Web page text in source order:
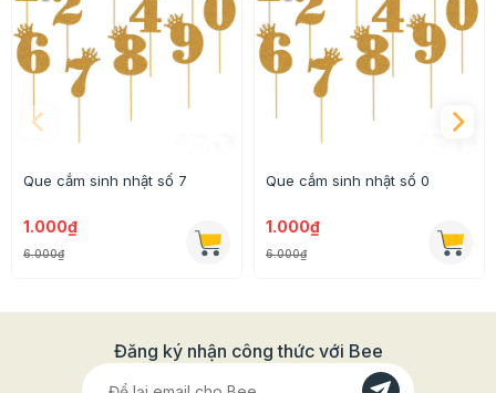
Que cắm sinh nhật số 7
1.000₫
6.000₫
Que cắm sinh nhật số 0
1.000₫
6.000₫
Đăng ký nhận công thức với Bee